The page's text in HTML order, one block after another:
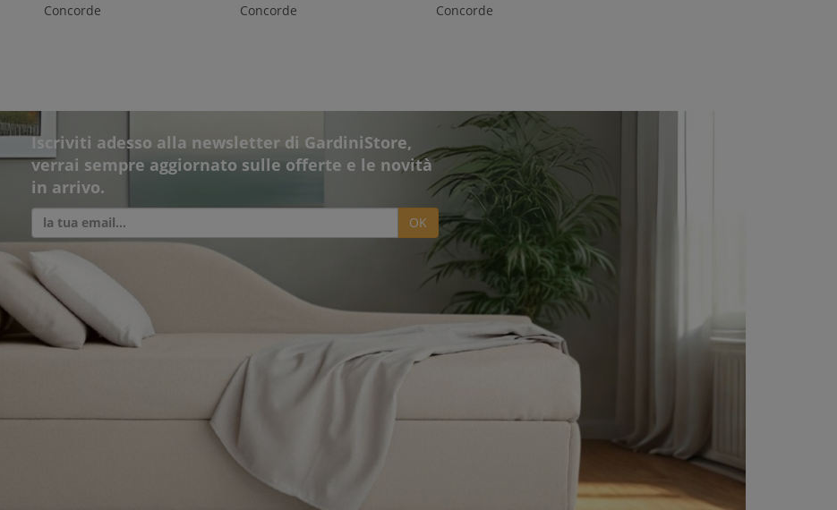
Concorde
Concorde
Concorde
Iscriviti adesso alla newsletter di GardiniStore,
verrai sempre aggiornato sulle offerte e le novità
in arrivo.
OK